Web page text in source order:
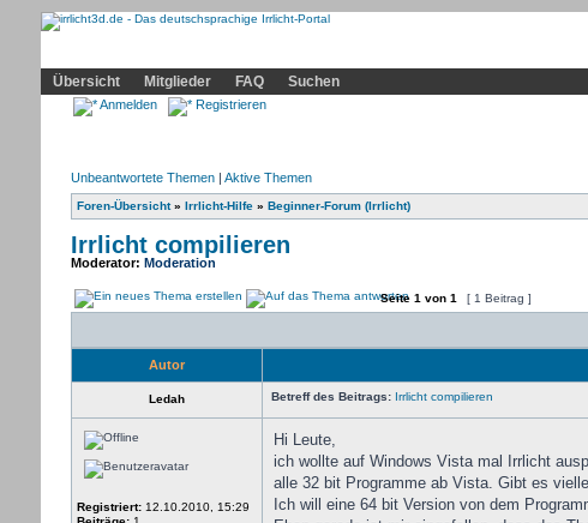
Übersicht
Mitglieder FAQ Suchen
Anmelden Registrieren
Unbeantwortete Themen| Aktive Themen
Foren-Übersicht» Irrlicht-Hilfe» Beginner-Forum (Irrlicht)
Irrlicht compilieren
Moderator: Moderation
Seite 1 von 1 [ 1 Beitrag ]
Autor
Ledah Betreff des Beitrags: Irrlicht compilieren
Registriert:12.10.2010, 15:29
Hi Leute,
ich wollte auf Windows Vista mal Irrlicht
alle 32 bit Programme ab Vista. Gibt es
Ich will eine 64 bit Version von dem